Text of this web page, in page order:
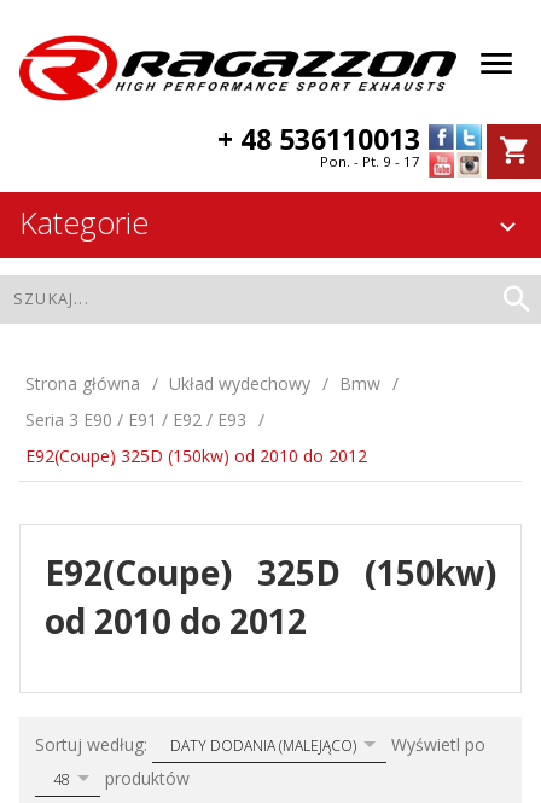
+ 48 536110013
Pon. - Pt. 9 - 17
Kategorie
Strona główna Układ wydechowy
Bmw
Seria 3 E90 / E91 / E92 / E93
E92(Coupe) 325D (150kw) od 2010 do 2012
E92(Coupe) 325D (150kw)
od 2010 do 2012
Sortuj według: sortDATY DODANIA (MALEJĄCO) Wyświetl po
48 produktów